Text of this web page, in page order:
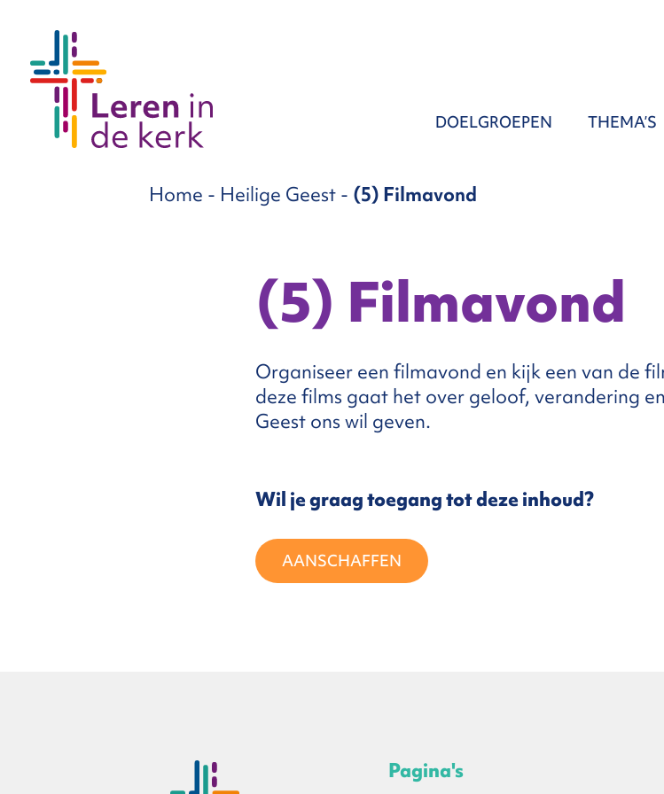
DOELGROEPEN THEMA’S
Home - Heilige Geest - (5) Filmavond
(5) Filmavond
Organiseer een filmavond en kijk een van de
deze films gaat het over geloof, verandering
Geest ons wil geven.
Wil je graag toegang tot deze inhoud?
AANSCHAFFEN
Pagina's